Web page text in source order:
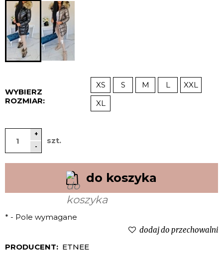
WYBIERZ
ROZMIAR:
XS S M L
XXL
XL
+
-
szt.
do koszyka
* - Pole wymagane
dodaj do przechowalni
PRODUCENT: ETNEE